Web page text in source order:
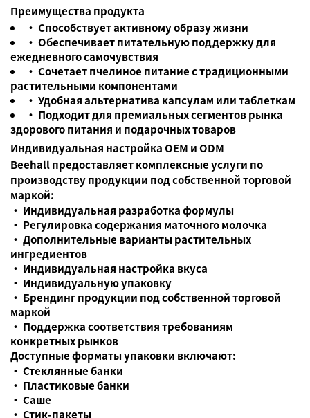
Преимущества продукта
• Способствует активному образу жизни
• Обеспечивает питательную поддержку для
ежедневного самочувствия
• Сочетает пчелиное питание с традиционными
растительными компонентами
• Удобная альтернатива капсулам или таблеткам
• Подходит для премиальных сегментов рынка
здорового питания и подарочных товаров
Индивидуальная настройка OEM и ODM
Beehall предоставляет комплексные услуги по
производству продукции под собственной торговой
маркой:
• Индивидуальная разработка формулы
• Регулировка содержания маточного молочка
• Дополнительные варианты растительных
ингредиентов
• Индивидуальная настройка вкуса
• Индивидуальную упаковку
• Брендинг продукции под собственной торговой
маркой
• Поддержка соответствия требованиям
конкретных рынков
Доступные форматы упаковки включают:
• Стеклянные банки
• Пластиковые банки
• Саше
• Стик-пакеты